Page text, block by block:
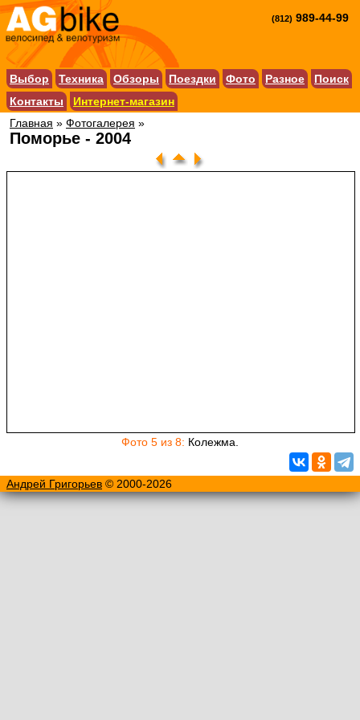
(812) 989-44-99
Выбор Техника Обзоры Поездки Фото Разное
Поиск
Контакты
Интернет-магазин
Главная » Фотогалерея »
Поморье - 2004
Фото 5 из 8: Колежма.
Андрей Григорьев © 2000-2026